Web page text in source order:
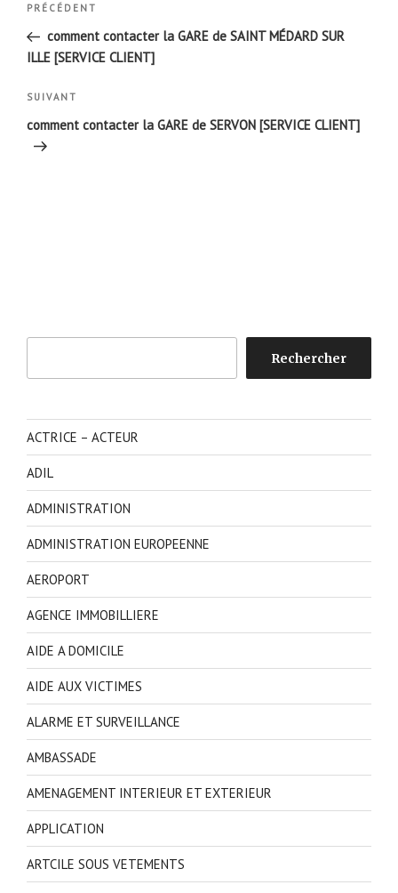
l’article
Article
précédent
PRÉCÉDENT
comment contacter la GARE de SAINT MÉDARD SUR
ILLE [SERVICE CLIENT]
Article
suivant
SUIVANT
comment contacter la GARE de SERVON [SERVICE CLIENT]
Rechercher
ACTRICE – ACTEUR
ADIL
ADMINISTRATION
ADMINISTRATION EUROPEENNE
AEROPORT
AGENCE IMMOBILLIERE
AIDE A DOMICILE
AIDE AUX VICTIMES
ALARME ET SURVEILLANCE
AMBASSADE
AMENAGEMENT INTERIEUR ET EXTERIEUR
APPLICATION
ARTCILE SOUS VETEMENTS